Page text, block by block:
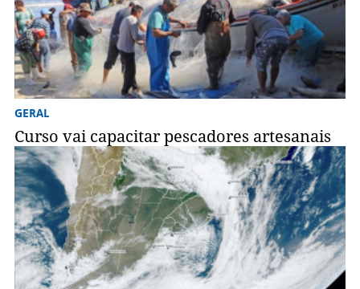
GERAL
Curso vai capacitar pescadores artesanais